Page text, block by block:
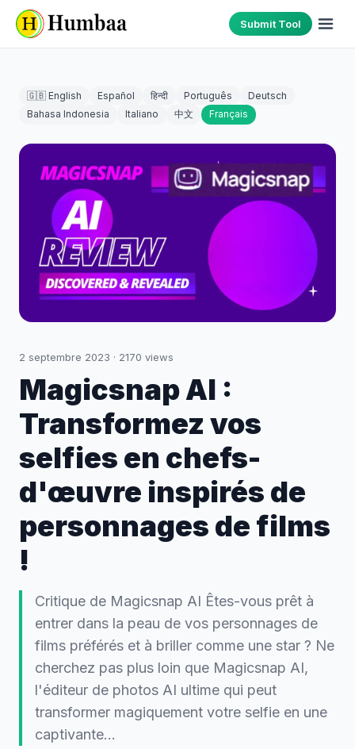
Submit Tool
🇬🇧 English Español हिन्दी Português
Deutsch
Bahasa Indonesia
Italiano 中文 Français
2 septembre 2023 · 2170 views
Magicsnap AI :
Transformez vos
selfies en chefs-
d'œuvre inspirés de
personnages de films
!
Critique de Magicsnap AI Êtes-vous prêt à
entrer dans la peau de vos personnages de
films préférés et à briller comme une star ? Ne
cherchez pas plus loin que Magicsnap AI,
l'éditeur de photos AI ultime qui peut
transformer magiquement votre selfie en une
captivante...